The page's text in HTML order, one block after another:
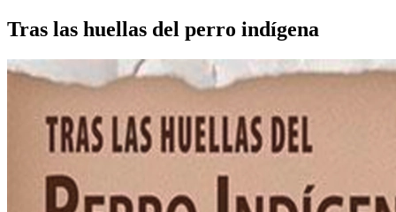
Tras las huellas del perro indígena